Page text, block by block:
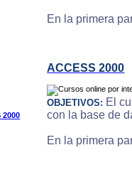
En la primera
ACCESS 2000
OBJETIVOS: El
con la base de
En la primera